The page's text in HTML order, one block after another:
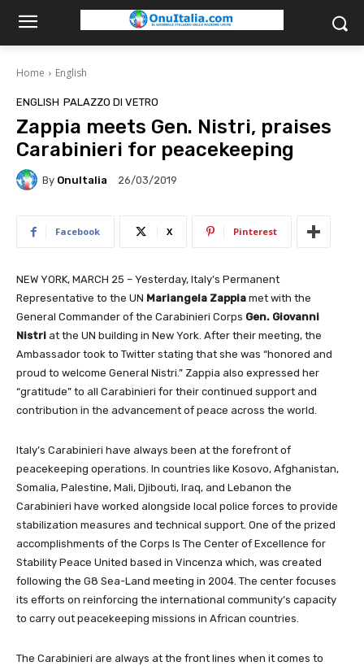
Home English
ENGLISH PALAZZO DI VETRO
Zappia meets Gen. Nistri, praises
Carabinieri for peacekeeping
By OnuItalia 26/03/2019
Facebook X Pinterest
NEW YORK, MARCH 25 – Yesterday, Italy’s Permanent
Representative to the UN Mariangela Zappia met with the
General Commander of the Carabinieri Corps Gen. Giovanni
Nistri at the UN building in New York. After their meeting, the
Ambassador took to Twitter stating that she was “honored and
proud to welcome General Nistri.” Zappia also expressed her
“gratitude” to all Carabinieri for their continued support and
contribution in the advancement of peace across the world.
Italy’s Carabinieri have always been at the forefront of
peacekeeping operations. In countries like Kosovo, Afghanistan,
Somalia, Palestine, Mali, Djibouti, Iraq, and Lebanon the
Carabinieri have worked alongside local police forces to provide
stabilization measures and technical support. One of the prized
accomplishments of the Corps Is The Center of Excellence for
Stability Peace United based in Vincenza which, was created
following the G8 Sea-Land meeting in 2004. The center focuses
its efforts on reinforcing the international community’s capacity
to carry out peacekeeping missions in African countries.
The Carabinieri are always at the front lines when it comes to